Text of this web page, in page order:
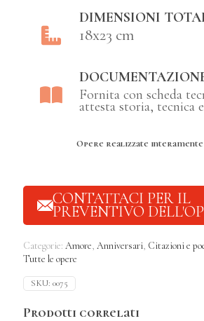
DIMENSIONI
18x23 cm
Fornita con scheda
attesta storia, tecnica
Opere realizzate interamente
CONTATTACI PER IL
PREVENTIVO
Categorie: Amore, Anniversari, Citazioni e
Tutte le opere
SKU: 0075
Prodotti correlati